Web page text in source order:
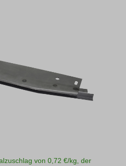
von 0,72 €/kg, der